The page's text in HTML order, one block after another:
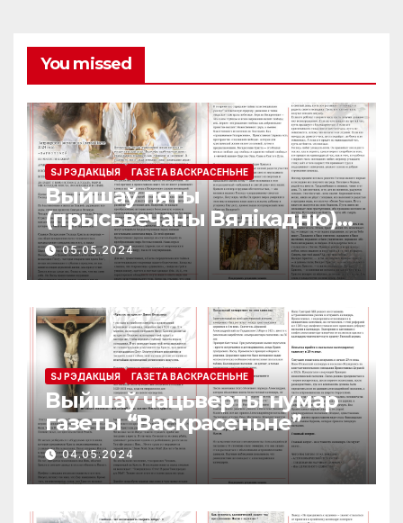
You missed
SJ РЭДАКЦЫЯ ГАЗЕТА ВАСКРАСЕНЬНЕ
Выйшаў пяты
(прысьвечаны Вялікадню)
нумар газеты
“Васкрасеньне”
05.05.2024
SJ РЭДАКЦЫЯ ГАЗЕТА ВАСКРАСЕНЬНЕ
Выйшаў чацьверты нумар
газеты “Васкрасеньне”
04.05.2024